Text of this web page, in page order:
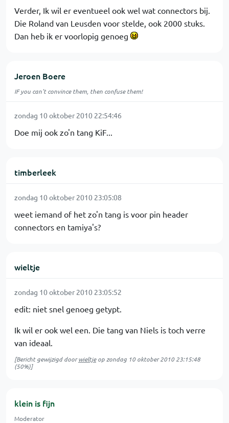
Verder, Ik wil er eventueel ook wel wat connectors bij.
Die Roland van Leusden voor stelde, ook 2000 stuks.
Dan heb ik er voorlopig genoeg
Jeroen Boere
IF you can't convince them, then confuse them!
zondag 10 oktober 2010 22:54:46
Doe mij ook zo'n tang KiF...
timberleek
zondag 10 oktober 2010 23:05:08
weet iemand of het zo'n tang is voor pin header
connectors en tamiya's?
wieltje
zondag 10 oktober 2010 23:05:52
edit: niet snel genoeg getypt.
Ik wil er ook wel een. Die tang van Niels is toch verre
van ideaal.
[Bericht gewijzigd doorwieltjeop zondag 10 oktober 2010 23:15:48
(50%)]
klein is fijn
Moderator